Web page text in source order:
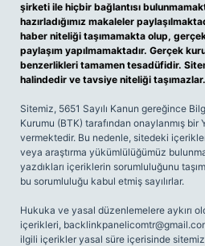
şirketi ile hiçbir bağlantısı
hazırladığımız makaleler
haber niteliği taşımamakta olup,
paylaşım yapılmamaktadır. Gerçek
benzerlikleri tamamen tesadüfidir.
halindedir ve tavsiye niteliği taşımazlar.
Sitemiz, 5651 Sayılı Kanun gereğince
Kurumu (BTK) tarafından onaylanmış bir
vermektedir. Bu nedenle, sitedeki
veya araştırma yükümlülüğümüz
yazdıkları içeriklerin sorumluluğunu
bu sorumluluğu kabul etmiş sayılırlar.
Hukuka ve yasal düzenlemelere aykırı
içerikleri,
ilgili içerikler yasal süre içerisinde